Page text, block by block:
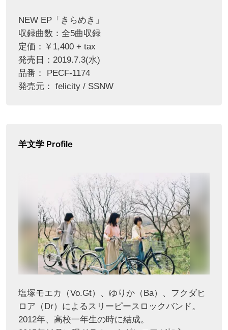
NEW EP「きらめき」
収録曲数：全5曲収録
定価：￥1,400 + tax
発売日：2019.7.3(水)
品番： PECF-1174
発売元： felicity / SSNW
羊文学 Profile
塩塚モエカ（Vo.Gt）、ゆりか（Ba）、フクダヒ
ロア（Dr）によるスリーピースロックバンド。
2012年、高校一年生の時に結成。